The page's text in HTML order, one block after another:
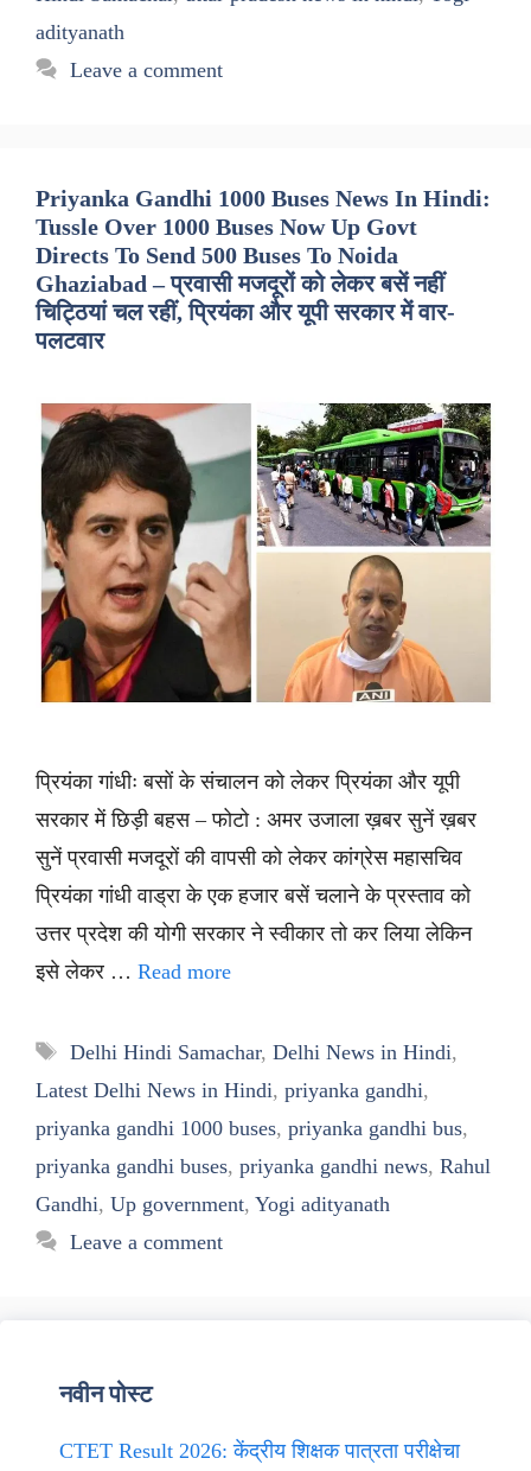
adityanath
Leave a comment
Priyanka Gandhi 1000 Buses News In Hindi:
Tussle Over 1000 Buses Now Up Govt
Directs To Send 500 Buses To Noida
Ghaziabad – प्रवासी मजदूरों को लेकर बसें नहीं
चिट्ठियां चल रहीं, प्रियंका और यूपी सरकार में वार-
पलटवार
प्रियंका गांधीः बसों के संचालन को लेकर प्रियंका और यूपी
सरकार में छिड़ी बहस – फोटो : अमर उजाला ख़बर सुनें ख़बर
सुनें प्रवासी मजदूरों की वापसी को लेकर कांग्रेस महासचिव
प्रियंका गांधी वाड्रा के एक हजार बसें चलाने के प्रस्ताव को
उत्तर प्रदेश की योगी सरकार ने स्वीकार तो कर लिया लेकिन
इसे लेकर … Read more
Tags
Delhi Hindi Samachar, Delhi News in Hindi,
Latest Delhi News in Hindi, priyanka gandhi,
priyanka gandhi 1000 buses, priyanka gandhi bus,
priyanka gandhi buses, priyanka gandhi news, Rahul
Gandhi, Up government, Yogi adityanath
Leave a comment
नवीन पोस्ट
CTET Result 2026: केंद्रीय शिक्षक पात्रता परीक्षेचा